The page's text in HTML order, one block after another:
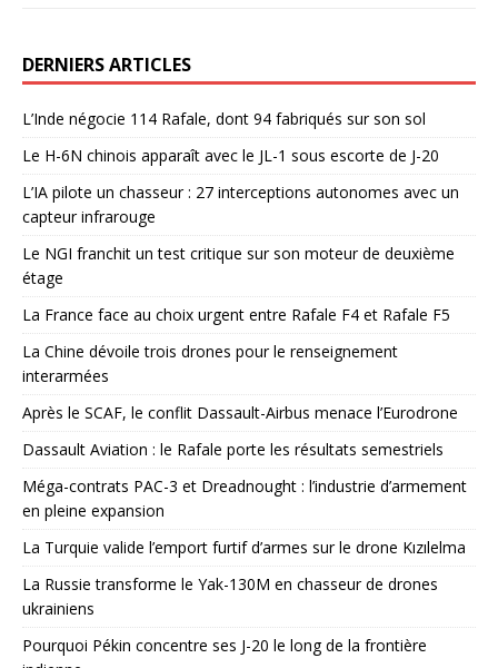
DERNIERS ARTICLES
L’Inde négocie 114 Rafale, dont 94 fabriqués sur son sol
Le H-6N chinois apparaît avec le JL-1 sous escorte de J-20
L’IA pilote un chasseur : 27 interceptions autonomes avec un
capteur infrarouge
Le NGI franchit un test critique sur son moteur de deuxième
étage
La France face au choix urgent entre Rafale F4 et Rafale F5
La Chine dévoile trois drones pour le renseignement
interarmées
Après le SCAF, le conflit Dassault-Airbus menace l’Eurodrone
Dassault Aviation : le Rafale porte les résultats semestriels
Méga-contrats PAC-3 et Dreadnought : l’industrie d’armement
en pleine expansion
La Turquie valide l’emport furtif d’armes sur le drone Kızılelma
La Russie transforme le Yak-130M en chasseur de drones
ukrainiens
Pourquoi Pékin concentre ses J-20 le long de la frontière